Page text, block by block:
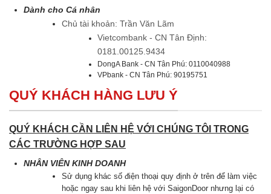
Dành cho Cá nhân
Chủ tài khoản: Trần Văn Lãm
Vietcombank - CN Tân Định:
0181.00125.9434
DongA Bank - CN Tân Phú: 0110040988
VPbank - CN Tân Phú: 90195751
QUÝ KHÁCH HÀNG LƯU Ý
QUÝ KHÁCH CẦN LIÊN HỆ VỚI CHÚNG TÔI TRONG
CÁC TRƯỜNG HỢP SAU
NHÂN VIÊN KINH DOANH
Sử dụng khác số điện thoại quy định ở trên để làm việc
hoặc ngay sau khi liên hệ với SaigonDoor nhưng lại có